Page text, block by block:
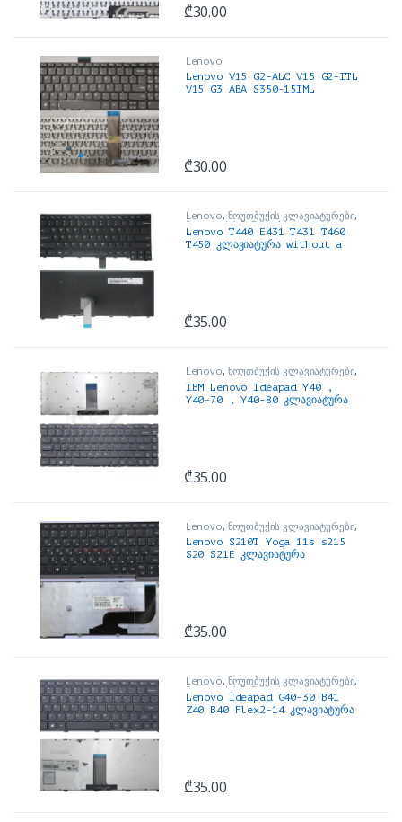
₾30.00
Lenovo
Lenovo V15 G2-ALC V15 G2-ITL
V15 G3 ABA S350-15IML
₾30.00
Lenovo, ნოუთბუქის კლავიატურები,
ნოუთბუქის ნაწილები და
აქსესუარები
Lenovo T440 E431 T431 T460
T450 კლავიატურა without a
₾35.00
Lenovo, ნოუთბუქის კლავიატურები,
ნოუთბუქის ნაწილები და
აქსესუარები
IBM Lenovo Ideapad Y40 ,
Y40-70 , Y40-80 კლავიატურა
₾35.00
Lenovo, ნოუთბუქის კლავიატურები,
ნოუთბუქის ნაწილები და
აქსესუარები
Lenovo S210T Yoga 11s s215
S20 S21E კლავიატურა
₾35.00
Lenovo, ნოუთბუქის კლავიატურები,
ნოუთბუქის ნაწილები და
აქსესუარები
Lenovo Ideapad G40-30 B41
Z40 B40 Flex2-14 კლავიატურა
₾35.00